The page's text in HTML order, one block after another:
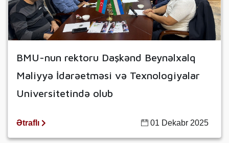
BMU-nun rektoru Daşkənd Beynəlxalq
Maliyyə İdarəetməsi və Texnologiyalar
Universitetində olub
Ətraflı 01 Dekabr 2025